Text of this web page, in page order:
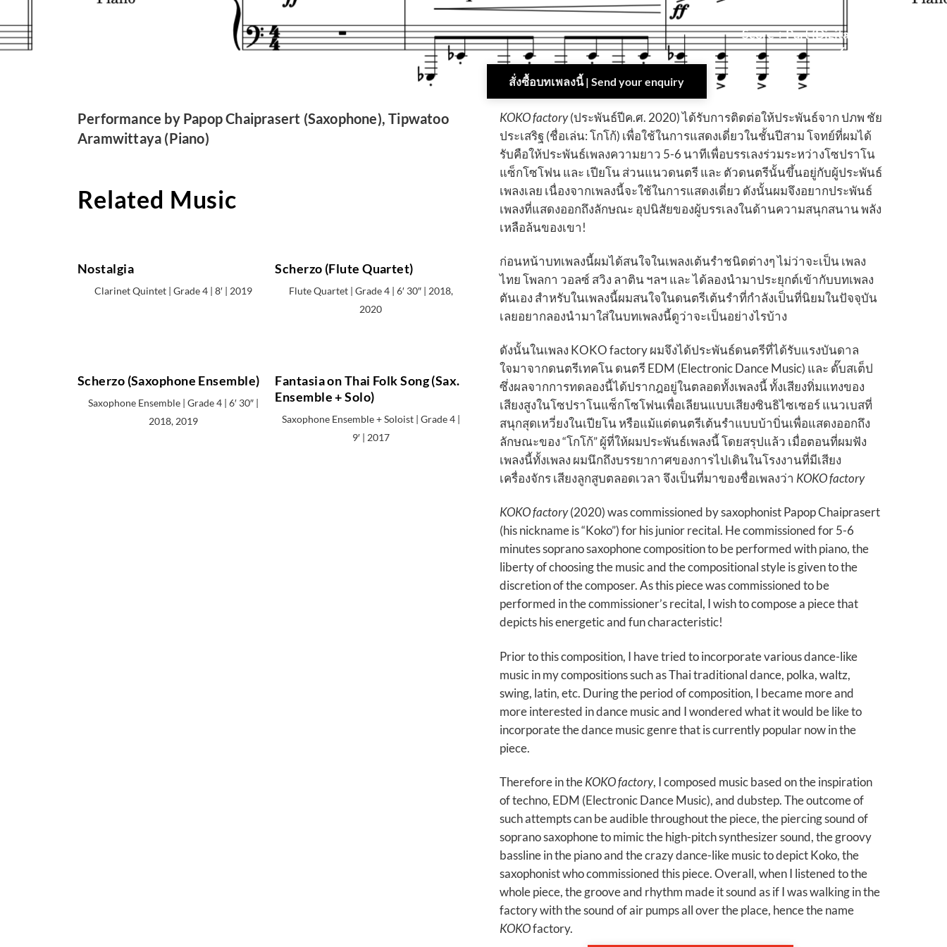
Score + Part (Digital PDF)
650
สั่งซื้อบทเพลงนี้ | Send your enquiry
Performance by Papop Chaiprasert (Saxophone), Tipwatoo
Aramwittaya (Piano)
Related Music
Nostalgia
Clarinet Quintet | Grade 4 | 8′ | 2019
Scherzo (Flute Quartet)
Flute Quartet | Grade 4 | 6′ 30″ | 2018,
2020
Scherzo (Saxophone Ensemble)
Saxophone Ensemble | Grade 4 | 6′ 30″ |
2018, 2019
Fantasia on Thai Folk Song (Sax.
Ensemble + Solo)
Saxophone Ensemble + Soloist | Grade 4 |
9′ | 2017
KOKO factory(ประพันธ์ปีค.ศ. 2020) ได้รับการติดต่อให้ประพันธ์จาก ปภพ ชัย​
ประเสริฐ (ชื่อเล่น: โกโก้) เพื่อใช้ในการแสดงเดี่ยวในชั้นปีสาม โจทย์ที่ผมได้
รับคือให้ประพันธ์เพลงความยาว 5-6 นาทีเพื่อบรรเลงร่วมระหว่างโซปราโน
แซ็กโซโฟน และ เปียโน ส่วนแนวดนตรี และ ตัวดนตรีนั้นขึ้นอยู่กับผู้ประพันธ์
เพลงเลย เนื่องจากเพลงนี้จะใช้ในการแสดงเดี่ยว ดังนั้นผมจึงอยากประพันธ์
เพลงที่แสดงออกถึงลักษณะ อุปนิสัยของผู้บรรเลงในด้านความสนุกสนาน พลัง
เหลือล้นของเขา!
ก่อนหน้าบทเพลงนี้ผมได้สนใจในเพลงเต้นรำชนิดต่างๆ ไม่ว่าจะเป็น เพลง
ไทย โพลกา วอลซ์ สวิง ลาติน ฯลฯ และ ได้ลองนำมาประยุกต์เข้ากับบทเพลง
ตันเอง สำหรับในเพลงนี้ผมสนใจในดนตรีเต้นรำที่กำลังเป็นที่นิยมในปัจจุบัน
เลยอยากลองนำมาใส่ในบทเพลงนี้ดูว่าจะเป็นอย่างไรบ้าง
ดังนั้นในเพลง KOKO factory ผมจึงได้ประพันธ์ดนตรีที่ได้รับแรงบันดาล
ใจมาจากดนตรีเทคโน ดนตรี EDM (Electronic Dance Music) และ ดั๊บสเต็ป
ซึ่งผลจากการทดลองนี้ได้ปรากฎอยู่ในตลอดทั้งเพลงนี้ ทั้งเสียงทิ่มแทงของ
เสียงสูงในโซปราโนแซ็กโซโฟนเพื่อเลียนแบบเสียงซินธิไซเซอร์ แนวเบสที่
สนุกสุดเหวี่ยงในเปียโน หรือแม้แต่ดนตรีเต้นรำแบบบ้าบิ่นเพื่อแสดงออกถึง
ลักษณะของ “โกโก้” ผู้ที่ให้ผมประพันธ์เพลงนี้ โดยสรุปแล้ว เมื่อตอนที่ผมฟัง
เพลงนี้ทั้งเพลง ผมนึกถึงบรรยากาศของการไปเดินในโรงงานที่มีเสียง
เครื่องจักร เสียงลูกสูบตลอดเวลา จึงเป็นที่มาของชื่อเพลงว่า KOKO factory
KOKO factory(2020) was commissioned by saxophonist Papop Chaiprasert
(his nickname is “Koko”) for his junior recital. He commissioned for 5-6
minutes soprano saxophone composition to be performed with piano, the
liberty of choosing the music and the compositional style is given to the
discretion of the composer. As this piece was commissioned to be
performed in the commissioner’s recital, I wish to compose a piece that
depicts his energetic and fun characteristic!
Prior to this composition, I have tried to incorporate various dance-like
music in my compositions such as Thai traditional dance, polka, waltz,
swing, latin, etc. During the period of composition, I became more and
more interested in dance music and I wondered what it would be like to
incorporate the dance music genre that is currently popular now in the
piece.
Therefore in theKOKO factory, I composed music based on the inspiration
of techno, EDM (Electronic Dance Music), and dubstep. The outcome of
such attempts can be audible throughout the piece, the piercing sound of
soprano saxophone to mimic the high-pitch synthesizer sound, the groovy
bassline in the piano and the crazy dance-like music to depict Koko, the
saxophonist who commissioned this piece. Overall, when I listened to the
whole piece, the groove and rhythm made it sound as if I was walking in the
factory with the sound of air pumps all over the place, hence the name
KOKOfactory.